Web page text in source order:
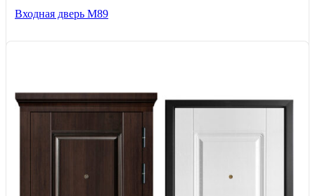
Входная дверь M89